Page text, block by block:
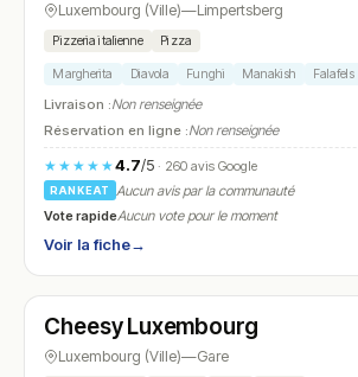
Luxembourg (Ville)—Limpertsberg
Pizzeria italienne Pizza
Margherita Diavola Funghi Manakish Falafels
Livraison :Non renseignée
Réservation en ligne :Non renseignée
★★★★★4.7/5· 260 avis Google
RANKEAT
Aucun avis par la communauté
Vote rapideAucun vote pour le moment
Voir la fiche→
N° 13
Cheesy Luxembourg
Luxembourg (Ville)—Gare